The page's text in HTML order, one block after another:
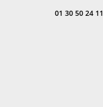
01 30 50 24 11